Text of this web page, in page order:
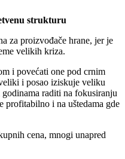
strukturu
za proizvođače hrane, jer je
velikih kriza.
i povećati one pod crnim
i posao iziskuje veliku
raditi na fokusiranju
profitabilno i na uštedama gde
cena, mnogi unapred